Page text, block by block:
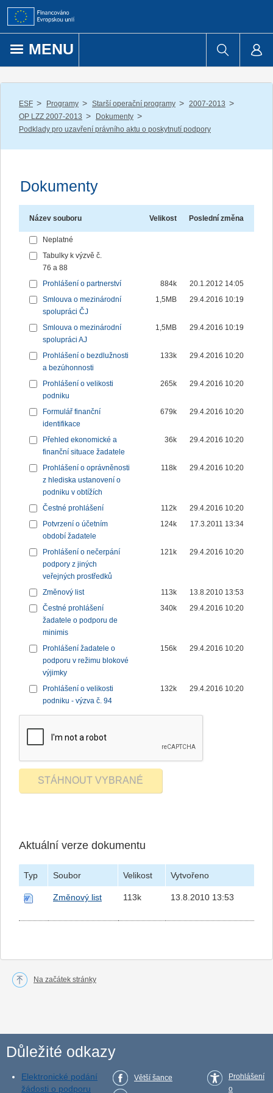
Přejít k obsahu
MENU
ESF / Programy / Starší operační programy / 2007-2013 /
OP LZZ 2007-2013 / Dokumenty /
Podklady pro uzavření právního aktu o poskytnutí podpory
Dokumenty
Název souboru Velikost Poslední změna
Neplatné
Tabulky k výzvě č.
76 a 88
Prohlášení o partnerství
884k
20.1.2012 14:05
Smlouva o mezinárodní
spolupráci ČJ
1,5MB 29.4.2016 10:19
Smlouva o mezinárodní
spolupráci AJ
1,5MB 29.4.2016 10:19
Prohlášení o bezdlužnosti
a bezúhonnosti
133k 29.4.2016 10:20
Prohlášení o velikosti
podniku
265k 29.4.2016 10:20
Formulář finanční
identifikace
679k 29.4.2016 10:20
Přehled ekonomické a
finanční situace žadatele
36k 29.4.2016 10:20
Prohlášení o oprávněnosti
z hlediska ustanovení o
podniku v obtížích
118k 29.4.2016 10:20
Čestné prohlášení 112k
29.4.2016 10:20
Potvrzení o účetním
období žadatele
124k 17.3.2011 13:34
Prohlášení o nečerpání
podpory z jiných
veřejných prostředků
121k 29.4.2016 10:20
Změnový list 113k
13.8.2010 13:53
Čestné prohlášení
žadatele o podporu de
minimis
340k 29.4.2016 10:20
Prohlášení žadatele o
podporu v režimu blokové
výjimky
156k 29.4.2016 10:20
Prohlášení o velikosti
podniku - výzva č. 94
132k 29.4.2016 10:20
Aktuální verze dokumentu
Typ Soubor Velikost Vytvořeno
Změnový list 113k 13.8.2010 13:53
Na začátek stránky
Důležité odkazy
Elektronické podání
žádosti o podporu
Větší šance
Prohlášení
o